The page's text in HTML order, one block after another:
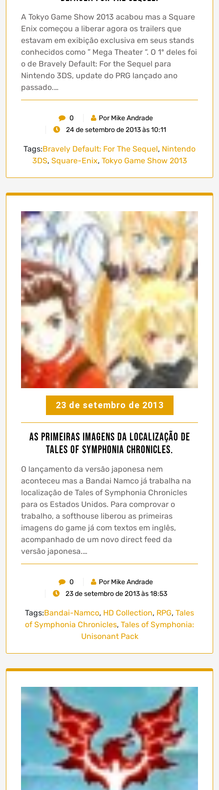
A Tokyo Game Show 2013 acabou mas a Square
Enix começou a liberar agora os trailers que
estavam em exibição exclusiva em seus stands
conhecidos como ” Mega Theater “. O 1º deles foi
o de Bravely Default: For the Sequel para
Nintendo 3DS, update do PRG lançado ano
passado.…
0
Por Mike Andrade
24 de setembro de 2013 às 10:11
Tags:Bravely Default: For The Sequel, Nintendo
3DS, Square-Enix, Tokyo Game Show 2013
23 de setembro de 2013
As primeiras imagens da localização de
Tales of Symphonia Chronicles.
O lançamento da versão japonesa nem
aconteceu mas a Bandai Namco já trabalha na
localização de Tales of Symphonia Chronicles
para os Estados Unidos. Para comprovar o
trabalho, a softhouse liberou as primeiras
imagens do game já com textos em inglês,
acompanhado de um novo direct feed da
versão japonesa.…
0
Por Mike Andrade
23 de setembro de 2013 às 18:53
Tags:Bandai-Namco, HD Collection, RPG, Tales
of Symphonia Chronicles, Tales of Symphonia:
Unisonant Pack